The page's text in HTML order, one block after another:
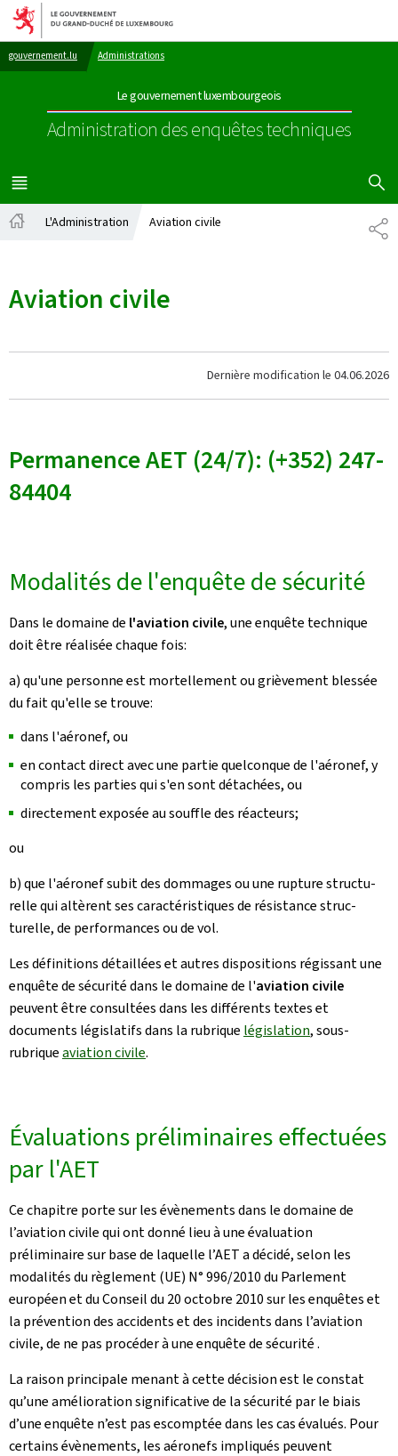
Aller au menu principal
Aller au contenu
gouvernement.lu Administrations
Le gouvernement luxembourgeois
Administration des enquêtes techniques
MENU
PRINCIPAL
L'Administration Aviation civile
Aviation civile
Dernière modification le 04.06.2026
Permanence AET (24/7): (+352) 247-
84404
Modalités de l'enquête de sécurité
Dans le domaine de l'aviation civile, une enquête technique
doit être réalisée chaque fois:
a) qu'une personne est mortellement ou grièvement blessée
du fait qu'elle se trouve:
dans l'aéronef, ou
en contact direct avec une partie quelconque de l'aéronef, y
compris les parties qui s'en sont déta­chées, ou
directement exposée au souffle des réacteurs;
ou
b) que l'aéronef subit des dommages ou une rupture structu­
relle qui altèrent ses caractéristiques de résistance struc­
turelle, de performances ou de vol.
Les définitions détaillées et autres dispositions régissant une
enquête de sécurité dans le domaine de l'aviation civile
peuvent être consultées dans les différents textes et
documents législatifs dans la rubrique législation, sous-
rubriqueaviation civile.
Évaluations préliminaires effectuées
par l'AET
Ce chapitre porte sur les évènements dans le domaine de
l’aviation civile qui ont donné lieu à une évaluation
préliminaire sur base de laquelle l’AET a décidé, selon les
modalités du règlement (UE) N° 996/2010 du Parlement
européen et du Conseil du 20 octobre 2010 sur les enquêtes et
la prévention des accidents et des incidents dans l’aviation
civile, de ne pas procéder à une enquête de sécurité .
La raison principale menant à cette décision est le constat
qu’une amélioration significative de la sécurité par le biais
d’une enquête n’est pas escomptée dans les cas évalués. Pour
certains évènements, les aéronefs impliqués peuvent